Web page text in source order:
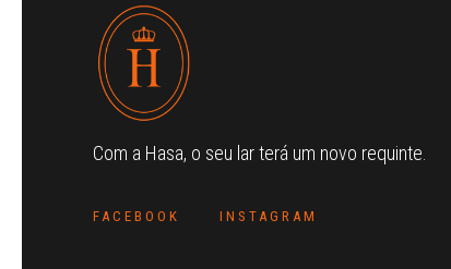
Com a Hasa, o seu lar terá um novo requinte.
FACEBOOK INSTAGRAM